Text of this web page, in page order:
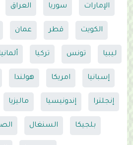
الإمارات سوريا العراق
الكويت قطر عمان
ليبيا تونس تركيا ألمانيا
إسبانيا امريكا هولندا
إنجلترا إندونيسيا ماليزيا
بلجيكا السنغال